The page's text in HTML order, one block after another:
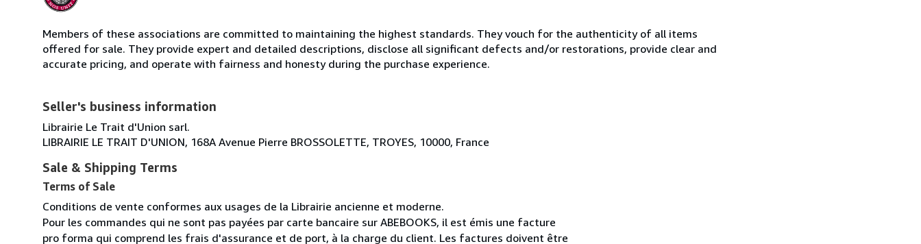
Members of these associations are committed to maintaining the highest standards. They vouch for the authenticity of all items
offered for sale. They provide expert and detailed descriptions, disclose all significant defects and/or restorations, provide clear and
accurate pricing, and operate with fairness and honesty during the purchase experience.
Seller's business information
Librairie Le Trait d'Union sarl.
LIBRAIRIE LE TRAIT D'UNION, 168A Avenue Pierre BROSSOLETTE, TROYES, 10000, France
Sale & Shipping Terms
Terms of Sale
Conditions de vente conformes aux usages de la Librairie ancienne et moderne.
Pour les commandes qui ne sont pas payées par carte bancaire sur ABEBOOKS, il est émis une facture
pro forma qui comprend les frais d'assurance et de port, à la charge du client. Les factures doivent être